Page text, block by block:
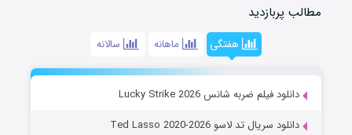
مطالب پربازدید
هفتگی ماهانه سالانه
دانلود فیلم ضربه شانس Lucky Strike 2026
دانلود سریال تد لاسو Ted Lasso 2020-2026